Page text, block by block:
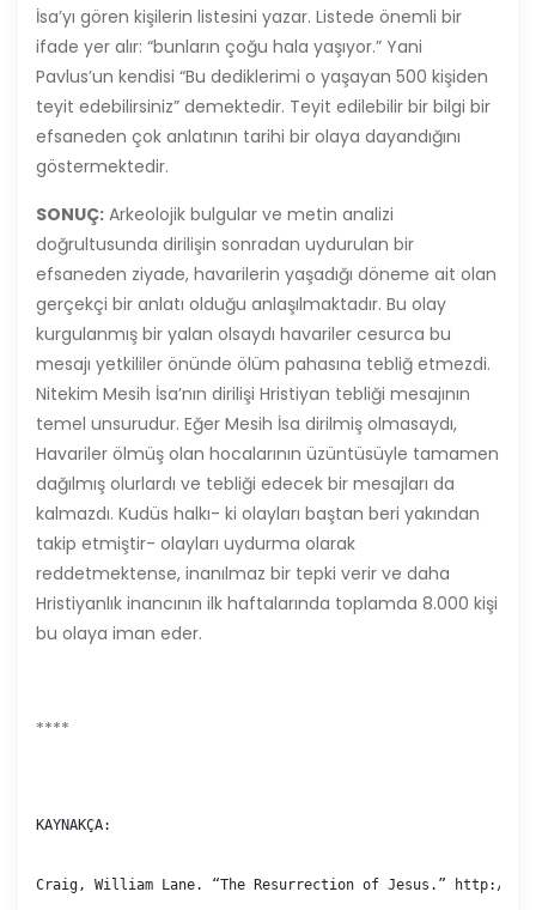
İsa’yı gören kişilerin listesini yazar. Listede önemli bir
ifade yer alır: “bunların çoğu hala yaşıyor.” Yani
Pavlus’un kendisi “Bu dediklerimi o yaşayan 500 kişiden
teyit edebilirsiniz” demektedir. Teyit edilebilir bir bilgi bir
efsaneden çok anlatının tarihi bir olaya dayandığını
göstermektedir.
SONUÇ: Arkeolojik bulgular ve metin analizi
doğrultusunda dirilişin sonradan uydurulan bir
efsaneden ziyade, havarilerin yaşadığı döneme ait olan
gerçekçi bir anlatı olduğu anlaşılmaktadır. Bu olay
kurgulanmış bir yalan olsaydı havariler cesurca bu
mesajı yetkililer önünde ölüm pahasına tebliğ etmezdi.
Nitekim Mesih İsa’nın dirilişi Hristiyan tebliği mesajının
temel unsurudur. Eğer Mesih İsa dirilmiş olmasaydı,
Havariler ölmüş olan hocalarının üzüntüsüyle tamamen
dağılmış olurlardı ve tebliği edecek bir mesajları da
kalmazdı. Kudüs halkı- ki olayları baştan beri yakından
takip etmiştir- olayları uydurma olarak
reddetmektense, inanılmaz bir tepki verir ve daha
Hristiyanlık inancının ilk haftalarında toplamda 8.000 kişi
bu olaya iman eder.
****
KAYNAKÇA:
Craig, William Lane. “The Resurrection of Jesus.” http://